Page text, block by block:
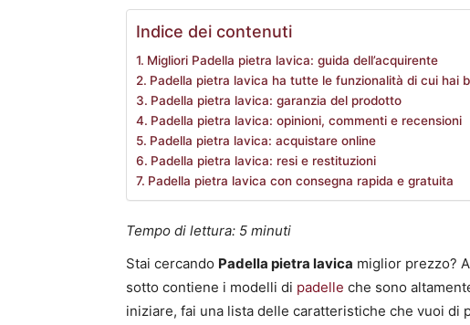
Indice dei contenuti
Migliori Padella pietra lavica: guida dell’acquirente
Padella pietra lavica ha tutte le funzionalità di cui hai
Padella pietra lavica: garanzia del prodotto
Padella pietra lavica: opinioni, commenti e recensioni
Padella pietra lavica: acquistare online
Padella pietra lavica: resi e restituzioni
Padella pietra lavica con consegna rapida e gratuita
Tempo di lettura: 5 minuti
Stai cercando Padella pietra lavica miglior prezzo?
sotto contiene i modelli di padelle che sono
iniziare, fai una lista delle caratteristiche che vuoi di